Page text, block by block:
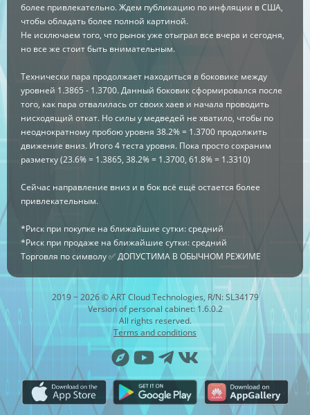
более привлекательно. Ждем публикацию по инфляции в США,
чтобы обладать более полной картиной.
Не исключаем того, что рынок уже отыграл все вчера и сегодня,
но все же стоит быть внимательным.
Технически пара продолжает находиться в боковике между
уровней 1.3865 - 1.3700. Данный боковик сформировался после
того, как пара отвалилась от своих хаев и начала проводить
нисходящий откат. Но силы у медведей не хватило, чтобы по
неоднократному пробою уровня 38.2% = 1.3700 продолжить
движение вниз. Итого 4 теста уровня. Пока просто сохраним
разметку (23.6% = 1.3865, 38.2% = 1.3700, 61.8% = 1.3310)
Сейчас направление вниз и в бок всё ещё остается более
привлекательным.
*Риск при покупке на ближайшие сутки: средний
*Риск при продаже на ближайшие сутки: средний
Торговля по символу ✅ ДОПУСТИМА В ОБЫЧНОМ РЕЖИМЕ
2019 − 2026 © ART Cloud Technologies, R/N: SL34179
Version of personal cabinet: 1.6.0.2
All rights reserved.
Terms and conditions